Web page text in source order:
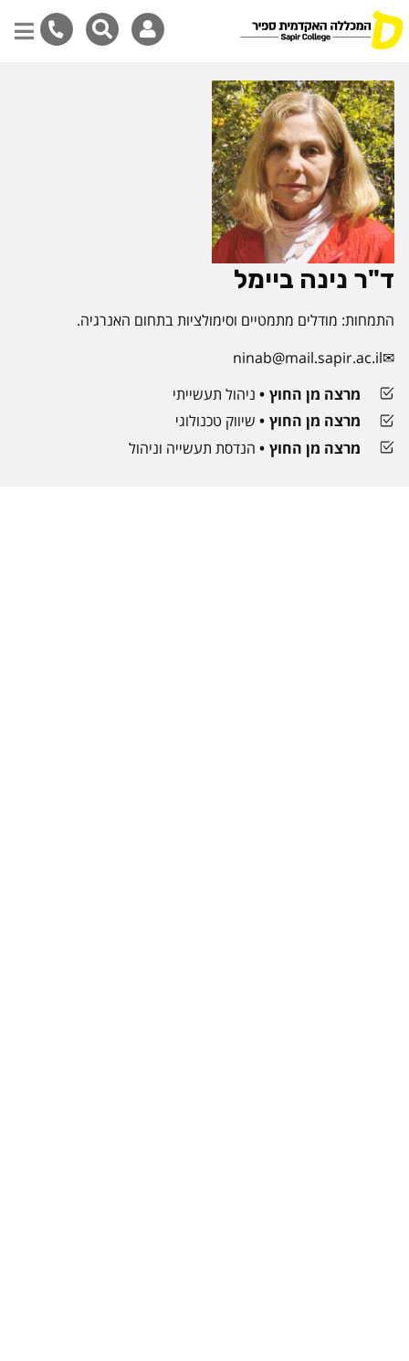
ד"ר נינה ביימל
התמחות: מודלים מתמטיים וסימולציות בתחום האנרגיה.
ninab@mail.sapir.ac.il
מרצה מן החוץ
ניהול תעשייתי
מרצה מן החוץ
שיווק טכנולוגי
מרצה מן החוץ
הנדסת תעשייה וניהול